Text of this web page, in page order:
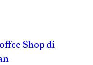
Shop di